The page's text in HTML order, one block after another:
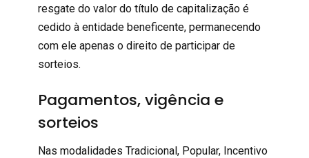
resgate do valor do título de capitalização é
cedido à entidade beneficente, permanecendo
com ele apenas o direito de participar de
sorteios.
Pagamentos, vigência e
sorteios
Nas modalidades Tradicional, Popular, Incentivo